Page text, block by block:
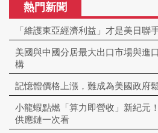
熱門新聞
「維護東亞經濟利益」才是美日聯
美國與中國分居最大出口市場與進
構
記憶體價格上漲，難成為美國政府
小龍蝦點燃「算力即營收」新紀元
供應鏈一次看